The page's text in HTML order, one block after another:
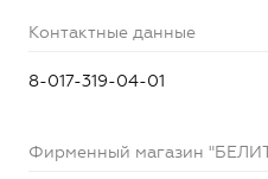
Контактные данные
8-017-319-04-01
Фирменный магазин